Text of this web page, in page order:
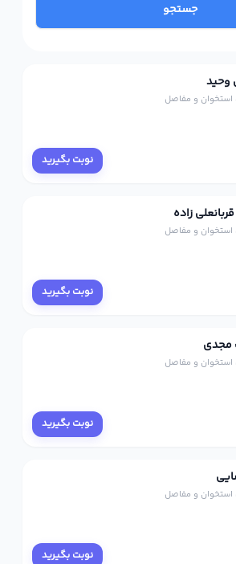
جستجو
وحید
و مفاصل
نوبت بگیرید
زاده
و مفاصل
نوبت بگیرید
مجدی
و مفاصل
نوبت بگیرید
و مفاصل
نوبت بگیرید